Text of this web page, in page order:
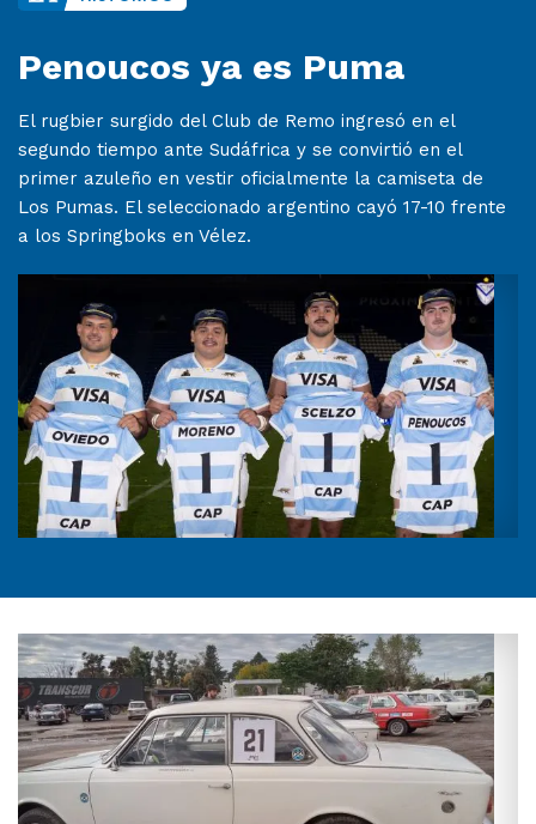
Penoucos ya es Puma
El rugbier surgido del Club de Remo ingresó en el
segundo tiempo ante Sudáfrica y se convirtió en el
primer azuleño en vestir oficialmente la camiseta de
Los Pumas. El seleccionado argentino cayó 17-10 frente
a los Springboks en Vélez.